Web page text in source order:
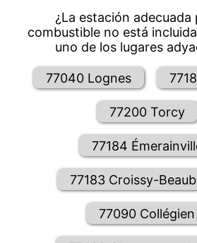
¿La estación adecuada
combustible no está
uno de los lugares
77040 Lognes
77200 Torcy
77184
77183 Croissy-
77090 Collégien